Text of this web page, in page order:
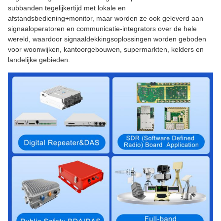
subbanden tegelijkertijd met lokale en
afstandsbediening+monitor, maar worden ze ook geleverd aan
signaaloperatoren en communicatie-integrators over de hele
wereld, waardoor signaaldekkingsoplossingen worden geboden
voor woonwijken, kantoorgebouwen, supermarkten, kelders en
landelijke gebieden.